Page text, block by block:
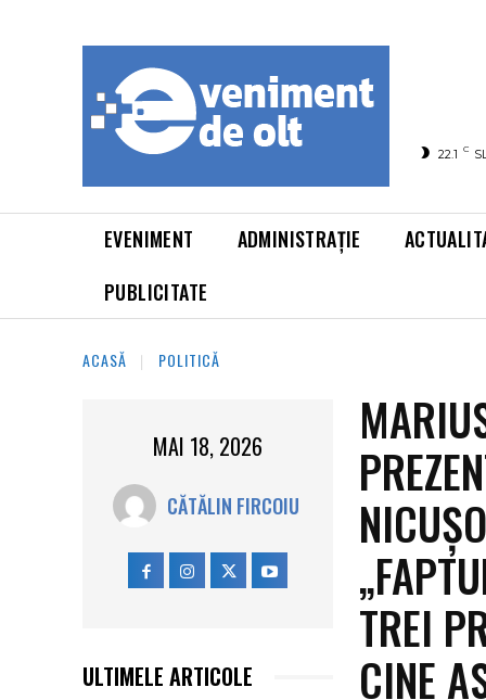
22.1 C
EVENIMENT ADMINISTRAȚIE
PUBLICITATE
ACASĂ POLITICĂ
MAI 18, 2026
CĂTĂLIN FIRCOIU
ULTIMELE ARTICOLE
TREI
CINE